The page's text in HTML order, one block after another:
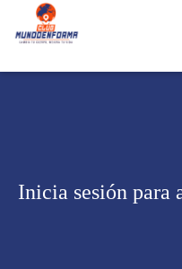
Inicia sesión para